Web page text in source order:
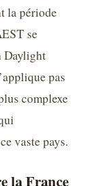
la période
se
Daylight
pas
complexe
vaste pays.
la France